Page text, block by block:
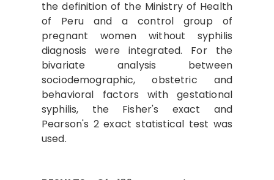
the definition of the Ministry of Health
of Peru and a control group of
pregnant women without syphilis
diagnosis were integrated. For the
bivariate analysis between
sociodemographic, obstetric and
behavioral factors with gestational
syphilis, the Fisher's exact and
Pearson's 2 exact statistical test was
used.